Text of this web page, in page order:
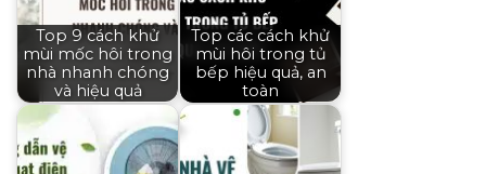
Top 9 cách khử
mùi mốc hôi trong
nhà nhanh chóng
và hiệu quả
Top các cách khử
mùi hôi trong tủ
bếp hiệu quả, an
toàn